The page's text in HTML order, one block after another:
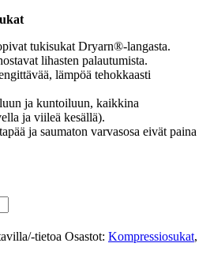
tukisukat Dryarn®-langasta.
lihasten palautumista.
lämpöä tehokkaasti
ja kuntoiluun, kaikkina
ja viileä kesällä).
ja saumaton varvasosa eivät paina
tietoa Osastot: Kompressiosukat,